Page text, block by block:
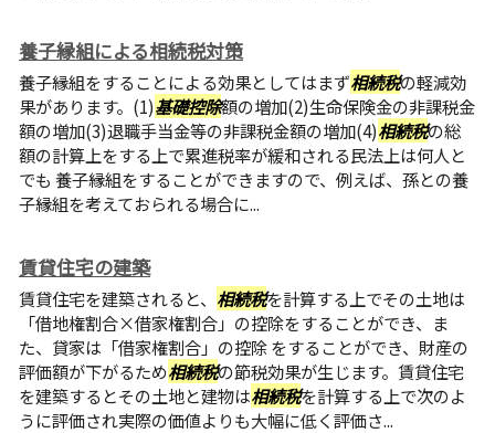
養子縁組による相続税対策
養子縁組をすることによる効果としてはまず相続税の軽減効
果があります。(1)基礎控除額の増加(2)生命保険金の非課税金
額の増加(3)退職手当金等の非課税金額の増加(4)相続税の総
額の計算上をする上で累進税率が緩和される民法上は何人と
でも 養子縁組をすることができますので、例えば、孫との養
子縁組を考えておられる場合に...
賃貸住宅の建築
賃貸住宅を建築されると、 相続税を計算する上でその土地は
「借地権割合×借家権割合」の控除をすることができ、ま
た、貸家は「借家権割合」の控除 をすることができ、財産の
評価額が下がるため相続税の節税効果が生じます。賃貸住宅
を建築するとその土地と建物は相続税を計算する上で次のよ
うに評価され実際の価値よりも大幅に低く評価さ...